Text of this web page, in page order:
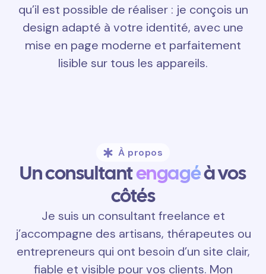
qu’il est possible de réaliser : je conçois un
design adapté à votre identité, avec une
mise en page moderne et parfaitement
lisible sur tous les appareils.
À propos
Un consultantengagéà vos
côtés
Je suis un consultant freelance et
j’accompagne des artisans, thérapeutes ou
entrepreneurs qui ont besoin d’un site clair,
fiable et visible pour vos clients. Mon